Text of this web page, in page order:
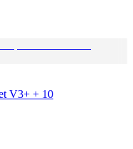
V3+ + 10